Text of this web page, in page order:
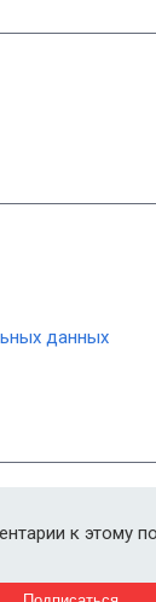
данных
к этому